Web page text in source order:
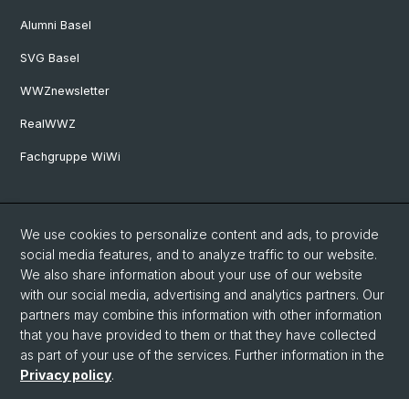
Alumni Basel
SVG Basel
WWZnewsletter
RealWWZ
Fachgruppe WiWi
LinkedIn
Youtube
WWZFaculty Blog
We use cookies to personalize content and ads, to provide
social media features, and to analyze traffic to our website.
We also share information about your use of our website
with our social media, advertising and analytics partners. Our
partners may combine this information with other information
that you have provided to them or that they have collected
as part of your use of the services. Further information in the
Privacy policy.